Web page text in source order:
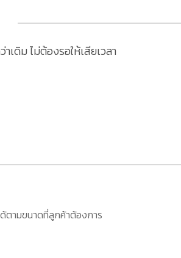
เดิม ไม่ต้องรอให้เสียเวลา
ตามขนาดที่ลูกค้าต้องการ